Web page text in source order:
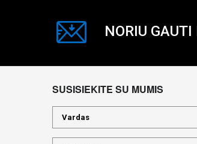
NORIU
SUSISIEKITE SU MUMIS